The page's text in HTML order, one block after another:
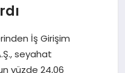
İş Girişim
seyahat
yüzde 24,06